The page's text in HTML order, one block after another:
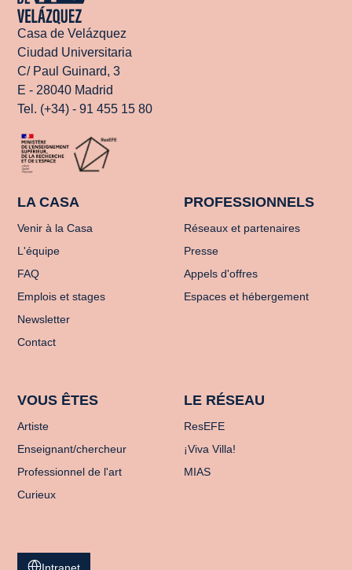
Casa de Velázquez
Ciudad Universitaria
C/ Paul Guinard, 3
E - 28040 Madrid
Tel. (+34) - 91 455 15 80
LA CASA
Venir à la Casa
L'équipe
FAQ
Emplois et stages
Newsletter
Contact
PROFESSIONNELS
Réseaux et partenaires
Presse
Appels d'offres
Espaces et hébergement
VOUS ÊTES
Artiste
Enseignant/chercheur
Professionnel de l'art
Curieux
LE RÉSEAU
ResEFE
¡Viva Villa!
MIAS
Intranet